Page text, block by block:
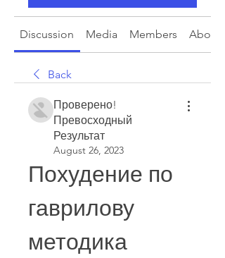
Discussion Media Members About
Back
Проверено!
Превосходный
Результат
August 26, 2023
Похудение по
гаврилову
методика